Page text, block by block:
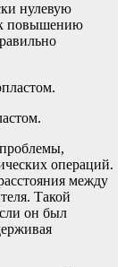
нулевую
к повышению
операций.
между
Такой
он был